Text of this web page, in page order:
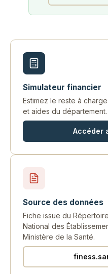
Simulateur financier
Estimez le reste à charge
et aides du département.
Accéder
Source des données
Fiche issue du
National des
Ministère de la Santé.